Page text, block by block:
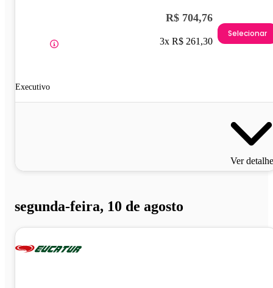
Executivo
R$ 704,76
3x R$ 261,30
Selecionar
Ver
segunda-feira, 10 de agosto